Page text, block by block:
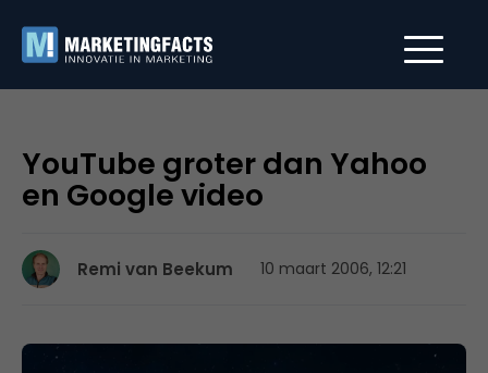
YouTube groter dan Yahoo
en Google video
Remi van Beekum 10 maart 2006, 12:21